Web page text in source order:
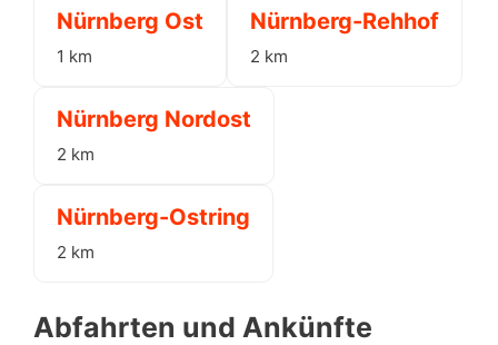
Nürnberg Ost
1 km
Nürnberg-Rehhof
2 km
Nürnberg Nordost
2 km
Nürnberg-Ostring
2 km
Abfahrten und Ankünfte